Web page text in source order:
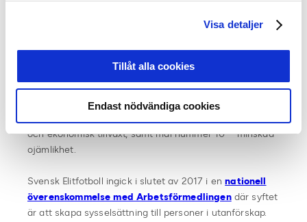
Visa detaljer
Tillåt alla cookies
Endast nödvändiga cookies
en tydlig riktning mot FN:s globala mål för
initiativ genomförs inom respektive delområde.
Det handlar om delmål nummer 3 – God hälsa och
och ekonomisk tillväxt, samt mål nummer 10 – minskad
ojämlikhet.
Svensk Elitfotboll ingick i slutet av 2017 i ennationell
överenskommelse med Arbetsförmedlingendär syftet
är att skapa sysselsättning till personer i utanförskap.